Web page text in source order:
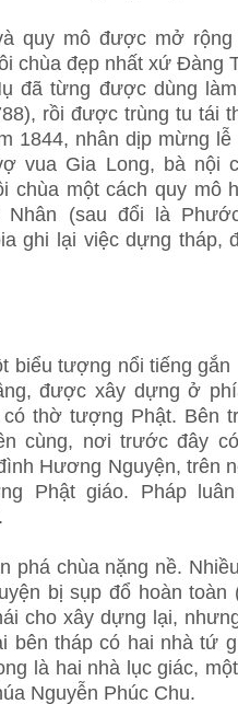
quy mô được mở
chùa đẹp nhất xứ Đàng
đã từng được dùng
rồi được trùng tu tái
1844, nhân dịp mừng
vua Gia Long, bà nội
chùa một cách quy mô
(sau đổi là
ghi lại việc dựng tháp,
biểu tượng nổi tiếng
được xây dựng ở
thờ tượng Phật. Bên
cùng, nơi trước đây
Hương Nguyện, trên
Phật giáo. Pháp
phá chùa nặng nề.
bị sụp đổ hoàn toàn
cho xây dựng lại,
bên tháp có hai nhà tứ
là hai nhà lục giác,
Nguyễn Phúc Chu.